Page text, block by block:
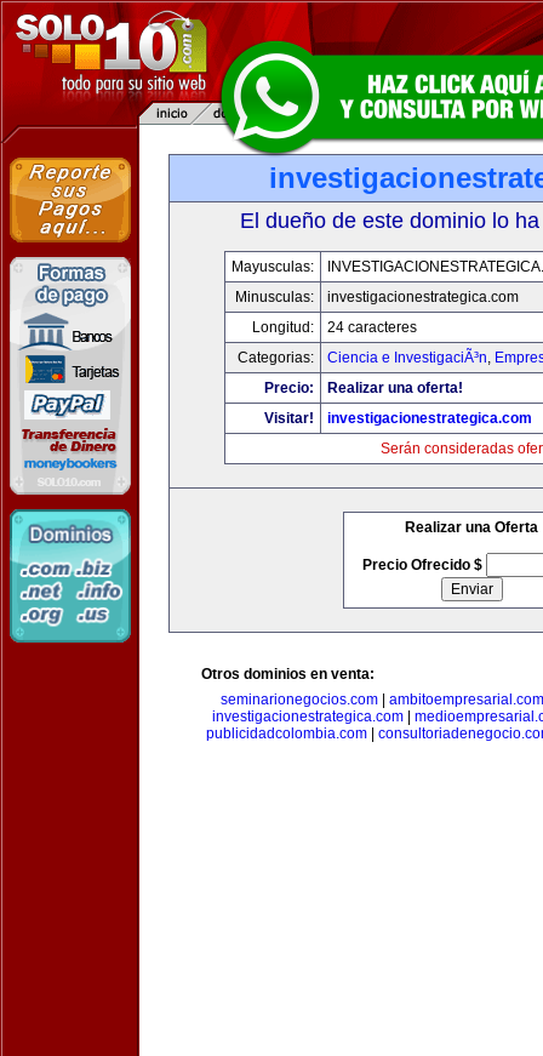
El dueño de este dominio lo
Mayusculas:
Minusculas:
investigacionestrategica.com
Longitud:
24 caracteres
Categorias:
Ciencia e InvestigaciÃ³n,
Precio:
Realizar una oferta!
Visitar!
investigacionestrategica.com
Serán consideradas
Realizar una Oferta
Precio Ofrecido $
Otros dominios en venta:
seminarionegocios.com| ambitoempresarial.com
investigacionestrategica.com
publicidadcolombia.com|